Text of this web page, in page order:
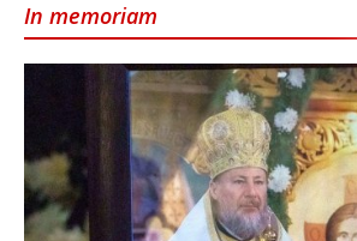
In memoriam